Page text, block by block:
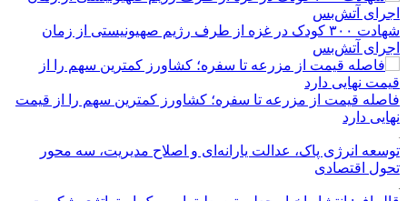
شهادت ۳۰۰ کودک در غزه از طرف رژیم صهیونیستی از زمان
اجرای آتش‌بس
فاصله قیمت از مزرعه تا سفره؛ کشاورز کمترین سهم را از قیمت
نهایی دارد
توسعه انرژی پاک، عدالت یارانه‌ای و اصلاح مدیریت، سه محور
تحول اقتصادی